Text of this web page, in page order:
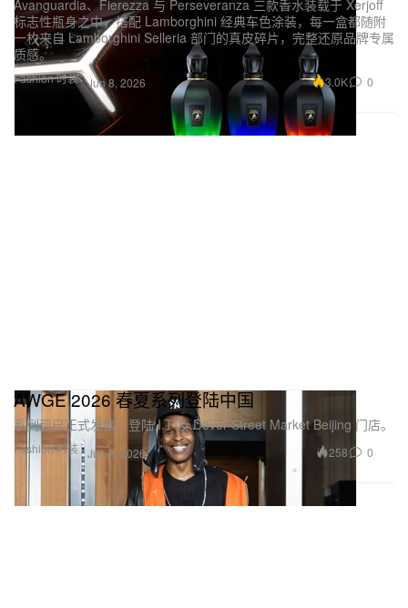
Fashion 时装
Avanguardia、Fierezza 与 Perseveranza 三款香水装载于 Xerjoff
标志性瓶身之中，搭配 Lamborghini 经典车色涂装，每一盒都随附
一枚来自 Lamborghini Selleria 部门的真皮碎片，完整还原品牌专属
质感。
Jun 8, 2026 3.0K 0
Fashion 时装
AWGE 2026 春夏系列登陆中国
系列现已正式发售，登陆 I.T 及 Dover Street Market Beijing 门店。
Jun 8, 2026 258 0